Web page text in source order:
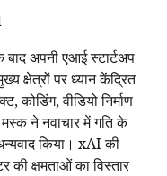
अपनी एआई स्टार्टअप
क्षेत्रों पर ध्यान केंद्रित
कोडिंग, वीडियो निर्माण
ने नवाचार में गति के
किया। xAI की
की क्षमताओं का विस्तार